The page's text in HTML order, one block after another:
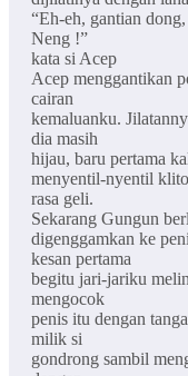
“Eh-eh, gantian
Neng !”
kata si Acep
Acep menggantikan
cairan
kemaluanku.
dia masih
hijau, baru pertama
menyentil-nyentil
rasa geli.
Sekarang Gungun
digenggamkan ke
kesan pertama
begitu jari-jariku
mengocok
penis itu dengan
milik si
gondrong sambil